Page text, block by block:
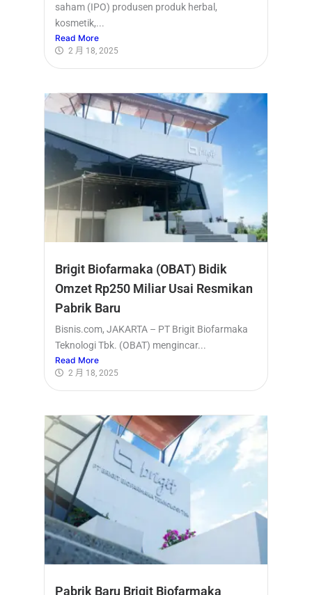
saham (IPO) produsen produk herbal,
kosmetik,...
Read More
2 月 18, 2025
Brigit Biofarmaka (OBAT) Bidik
Omzet Rp250 Miliar Usai Resmikan
Pabrik Baru
Bisnis.com, JAKARTA – PT Brigit Biofarmaka
Teknologi Tbk. (OBAT) mengincar...
Read More
2 月 18, 2025
Pabrik Baru Brigit Biofarmaka